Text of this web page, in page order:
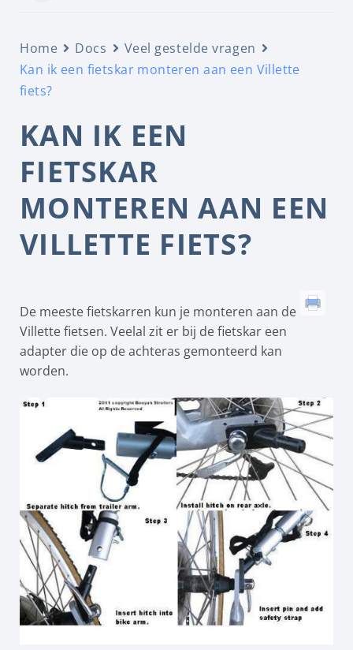
Home Docs
Veel gestelde vragen
Kan ik een fietskar monteren aan een Villette
fiets?
KAN IK EEN
FIETSKAR
MONTEREN AAN EEN
VILLETTE FIETS?
De meeste fietskarren kun je monteren aan de
Villette fietsen. Veelal zit er bij de fietskar een
adapter die op de achteras gemonteerd kan
worden.